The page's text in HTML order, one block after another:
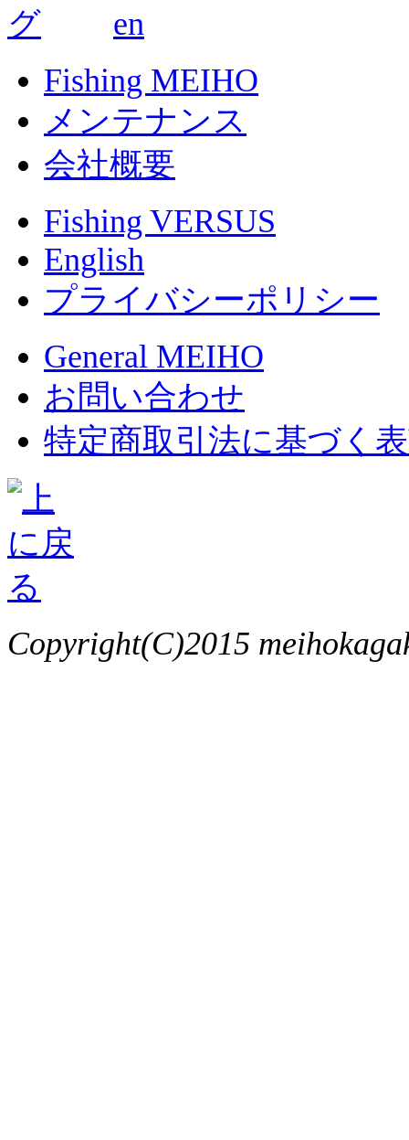
Fishing MEIHO
メンテナンス
会社概要
Fishing VERSUS
English
プライバシーポリシー
General MEIHO
お問い合わせ
特定商取引法に基づく
Copyright(C)2015